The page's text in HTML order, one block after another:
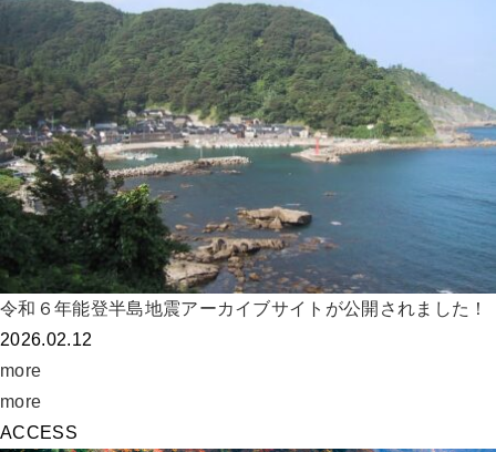
令和６年能登半島地震アーカイブサイトが公開されました！
2026.02.12
more
more
ACCESS